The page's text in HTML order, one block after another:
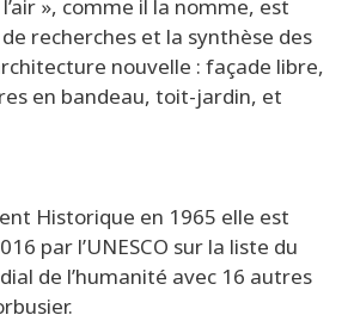
», comme il la nomme, est
recherches et la synthèse des
nouvelle : façade libre,
en bandeau, toit-jardin, et
Historique en 1965 elle est
par l’UNESCO sur la liste du
de l’humanité avec 16 autres